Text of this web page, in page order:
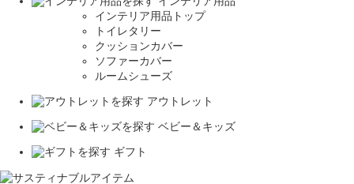
インテリア用品トップ
トイレタリー
クッションカバー
ソファーカバー
ルームシューズ
アウトレット
ベビー＆キッズ
ギフト